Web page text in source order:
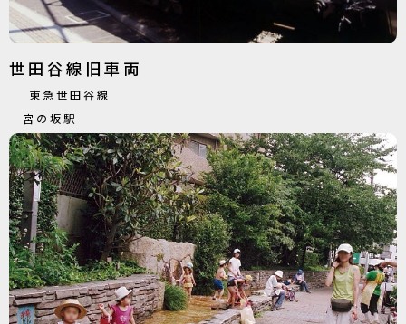
世田谷線旧車両
東急世田谷線
宮の坂駅